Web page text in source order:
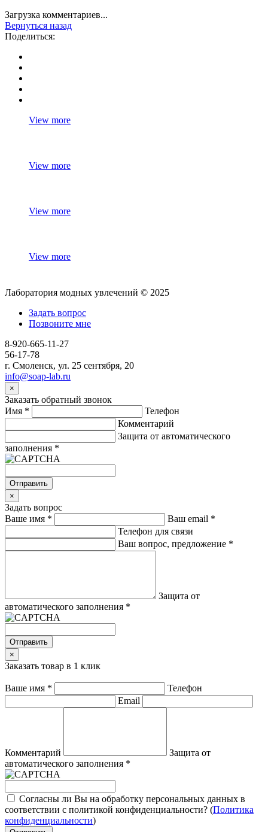
Загрузка комментариев...
Вернуться назад
Поделиться:
View more
View more
View more
View more
Лаборатория модных увлечений © 2025
Задать вопрос
Позвоните мне
8-920-665-11-27
56-17-78
г. Смоленск, ул. 25 сентября, 20
info@soap-lab.ru
×
Заказать обратный звонок
Имя *
Телефон
Комментарий
Защита от автоматического
заполнения *
Отправить
×
Задать вопрос
Ваше имя * Ваш email *
Телефон для связи
Ваш вопрос, предложение *
Защита от
автоматического заполнения *
Отправить
×
Заказать товар в 1 клик
Ваше имя *
Телефон
Email
Комментарий
Защита от
автоматического заполнения *
Согласны ли Вы на обработку персональных данных в
соответствии с политикой конфиденциальности? (Политика
конфиденциальности)